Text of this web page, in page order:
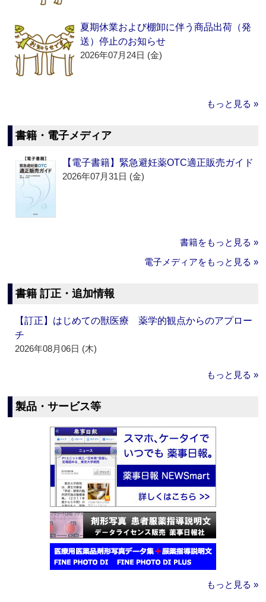
夏期休業および棚卸に伴う商品出荷（発
送）停止のお知らせ
2026年07月24日 (金)
もっと見る »
書籍・電子メディア
【電子書籍】緊急避妊薬OTC適正販売ガイド
2026年07月31日 (金)
書籍をもっと見る »
電子メディアをもっと見る »
書籍 訂正・追加情報
【訂正】はじめての獣医療 薬学的観点からのアプロー
チ
2026年08月06日 (木)
もっと見る »
製品・サービス等
もっと見る »